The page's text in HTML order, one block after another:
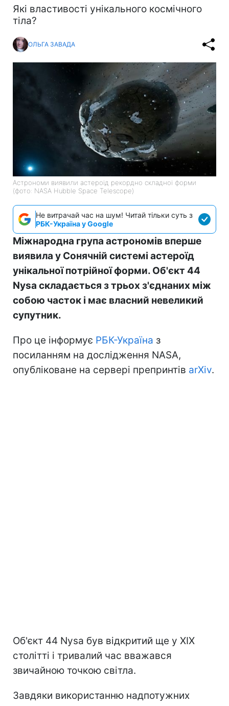
Які властивості унікального космічного
тіла?
ОЛЬГА ЗАВАДА
Астрономи виявили астероїд рекордно складної форми
(фото: NASA Hubble Space Telescope)
Не витрачай час на шум! Читай тільки суть з
РБК-Україна у Google
Міжнародна група астрономів вперше
виявила у Сонячній системі астероїд
унікальної потрійної форми. Об'єкт 44
Nysa складається з трьох з'єднаних між
собою часток і має власний невеликий
супутник.
Про це інформує РБК-Україна з
посиланням на дослідження NASA,
опубліковане на сервері препринтів arXiv.
Об'єкт 44 Nysa був відкритий ще у XIX
столітті і тривалий час вважався
звичайною точкою світла.
Завдяки використанню надпотужних